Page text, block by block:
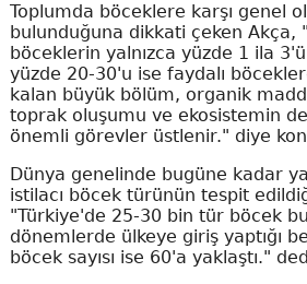
Toplumda böceklere karşı genel
bulunduğuna dikkati çeken Akça,
böceklerin yalnızca yüzde 1 ila 3'ü
yüzde 20-30'u ise faydalı
kalan büyük bölüm, organik
toprak oluşumu ve ekosistemin
önemli görevler üstlenir." diye
Dünya genelinde bugüne kadar
istilacı böcek türünün tespit
"Türkiye'de 25-30 bin tür böcek
dönemlerde ülkeye giriş yaptığı
böcek sayısı ise 60'a yaklaştı."